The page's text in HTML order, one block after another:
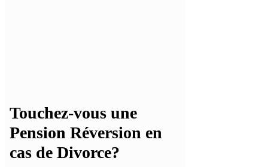
Touchez-vous une
Pension Réversion en
cas de Divorce?